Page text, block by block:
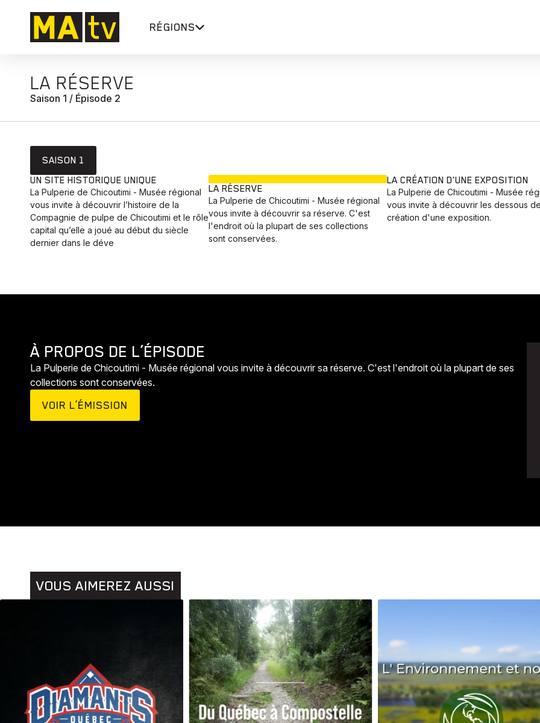
RÉGIONS
Histoires Pêche Santé Sport
LA RÉSERVE
Saison 1 / Épisode 2
SAISON 1
UN SITE HISTORIQUE UNIQUE
La Pulperie de Chicoutimi - Musée régional
vous invite à découvrir l’histoire de la
Compagnie de pulpe de Chicoutimi et le rôle
capital qu’elle a joué au début du siècle
dernier dans le déve
LA RÉSERVE
La Pulperie de Chicoutimi - Musée régional
vous invite à découvrir sa réserve. C'est
l'endroit où la plupart de ses collections
sont conservées.
LA CRÉATION D'UNE EXPOSITION
La Pulperie de Chicoutimi - Musée
vous invite à découvrir les dessous
création d'une exposition.
À PROPOS DE L’ÉPISODE
La Pulperie de Chicoutimi - Musée régional vous invite à découvrir sa réserve. C'est l'endroit où la plupart de ses
collections sont conservées.
VOIR L’ÉMISSION
VOUS AIMEREZ AUSSI